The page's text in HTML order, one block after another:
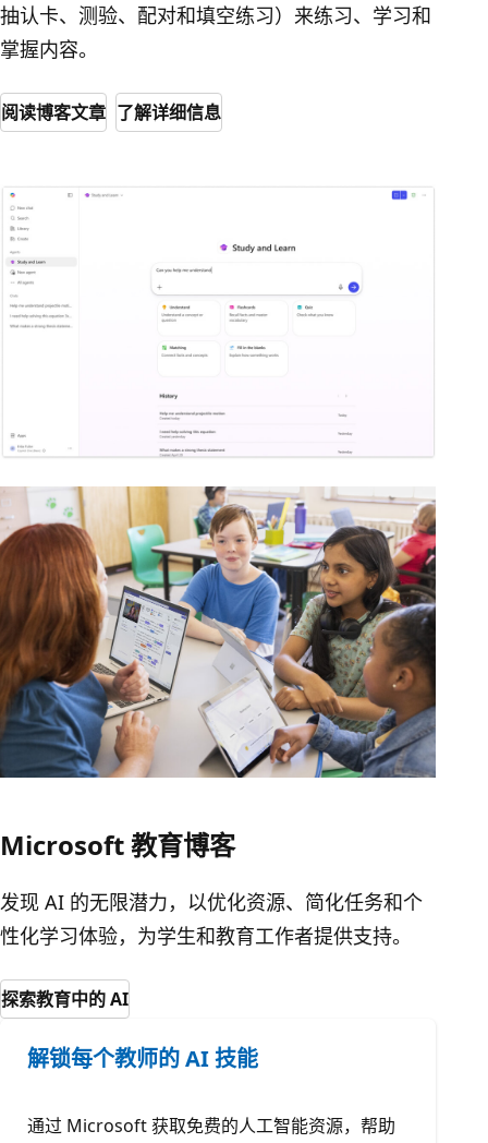
抽认卡、测验、配对和填空练习）来练习、学习和
掌握内容。
阅读博客文章 了解详细信息
Microsoft 教育博客
发现 AI 的无限潜力，以优化资源、简化任务和个
性化学习体验，为学生和教育工作者提供支持。
探索教育中的 AI
解锁每个教师的 AI 技能
通过 Microsoft 获取免费的人工智能资源，帮助